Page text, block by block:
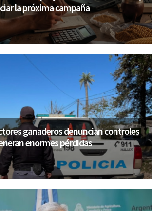
la próxima campaña
ganaderos denuncian controles
enormes pérdidas